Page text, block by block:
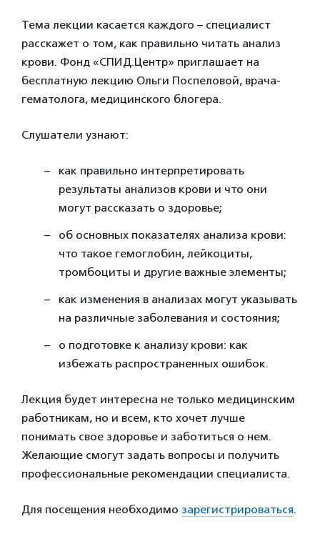
Тема лекции касается каждого – специалист
расскажет о том, как правильно читать анализ
крови. Фонд «СПИД.Центр» приглашает на
бесплатную лекцию Ольги Поспеловой, врача-
гематолога, медицинского блогера.
Слушатели узнают:
как правильно интерпретировать
результаты анализов крови и что они
могут рассказать о здоровье;
об основных показателях анализа крови:
что такое гемоглобин, лейкоциты,
тромбоциты и другие важные элементы;
как изменения в анализах могут указывать
на различные заболевания и состояния;
о подготовке к анализу крови: как
избежать распространенных ошибок.
Лекция будет интересна не только медицинским
работникам, но и всем, кто хочет лучше
понимать свое здоровье и заботиться о нем.
Желающие смогут задать вопросы и получить
профессиональные рекомендации специалиста.
Для посещения необходимо зарегистрироваться.